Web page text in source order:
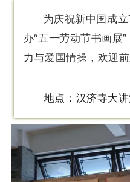
为庆祝新中国成
办“五一劳动节书画展
力与爱国情操，欢迎前
地点：汉济寺大讲